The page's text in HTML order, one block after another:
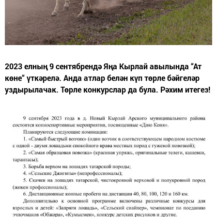
2023 елның 9 сентябрендә Яңа Кырлай авылында “Ат
көне“ үткәрелә. Анда атлар белән күп төрле бәйгеләр
уздырылачак. Төрле конкурслар да була. Рәхим итегез!